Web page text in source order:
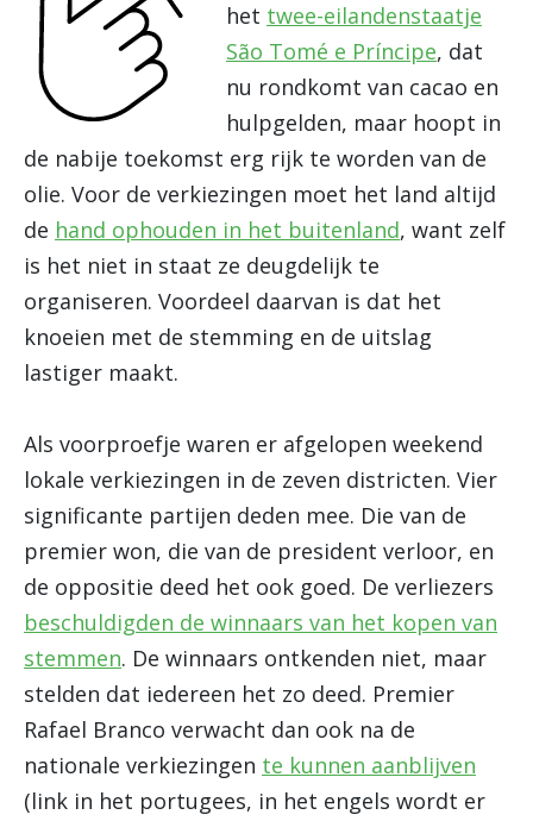
het twee-eilandenstaatje
São Tomé e Príncipe, dat
nu rondkomt van cacao en
hulpgelden, maar hoopt in
de nabije toekomst erg rijk te worden van de
olie. Voor de verkiezingen moet het land altijd
de hand ophouden in het buitenland, want zelf
is het niet in staat ze deugdelijk te
organiseren. Voordeel daarvan is dat het
knoeien met de stemming en de uitslag
lastiger maakt.
Als voorproefje waren er afgelopen weekend
lokale verkiezingen in de zeven districten. Vier
significante partijen deden mee. Die van de
premier won, die van de president verloor, en
de oppositie deed het ook goed. De verliezers
beschuldigden de winnaars van het kopen van
stemmen. De winnaars ontkenden niet, maar
stelden dat iedereen het zo deed. Premier
Rafael Branco verwacht dan ook na de
nationale verkiezingen te kunnen aanblijven
(link in het portugees, in het engels wordt er